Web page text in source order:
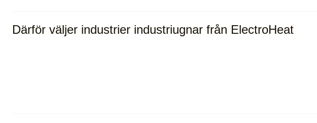
Därför väljer industrier industriugnar från ElectroHeat